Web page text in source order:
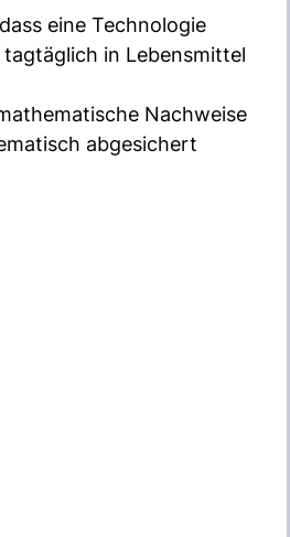
eine Technologie
in Lebensmittel
Nachweise
abgesichert